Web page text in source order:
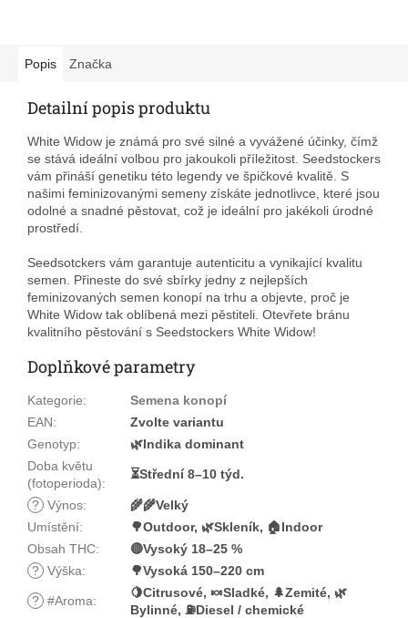
Popis Značka
Detailní popis produktu
White Widow je známá pro své silné a vyvážené účinky, čímž
se stává ideální volbou pro jakoukoli příležitost. Seedstockers
vám přináší genetiku této legendy ve špičkové kvalitě. S
našimi feminizovanými semeny získáte jednotlivce, které jsou
odolné a snadné pěstovat, což je ideální pro jakékoli úrodné
prostředí.
Seedsotckers vám garantuje autenticitu a vynikající kvalitu
semen. Přineste do své sbírky jedny z nejlepších
feminizovaných semen konopí na trhu a objevte, proč je
White Widow tak oblíbená mezi pěstiteli. Otevřete bránu
kvalitního pěstování s Seedstockers White Widow!
Doplňkové parametry
Kategorie:
Semena konopí
EAN:
Zvolte variantu
Genotyp:
🌿Indika dominant
Doba květu
(fotoperioda):
⏳Střední 8–10 týd.
? Výnos:
🌾🌾Velký
Umístění:
🌳Outdoor, 🌿Skleník, 🏠Indoor
Obsah THC:
🔴Vysoký 18–25 %
? Výška: 🌳Vysoká 150–220 cm
? #Aroma:
🍋Citrusové, 🍬Sladké, 🌲Zemité, 🌿
Bylinné, ⛽Diesel / chemické